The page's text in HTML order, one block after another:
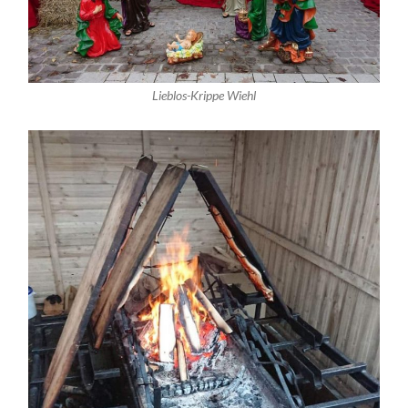
Lieblos-Krippe Wiehl